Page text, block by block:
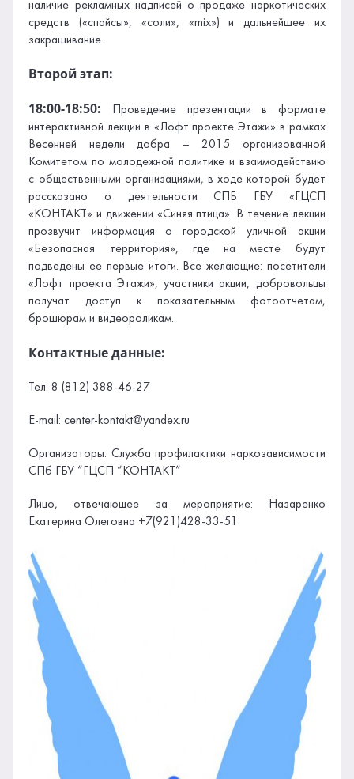
наличие рекламных надписей о продаже наркотических
средств («спайсы», «соли», «mix») и дальнейшее их
закрашивание.
Второй этап:
18:00-18:50: Проведение презентации в формате
интерактивной лекции в «Лофт проекте Этажи» в рамках
Весенней недели добра – 2015 организованной
Комитетом по молодежной политике и взаимодействию
с общественными организациями, в ходе которой будет
рассказано о деятельности СПБ ГБУ «ГЦСП
«КОНТАКТ» и движении «Синяя птица». В течение лекции
прозвучит информация о городской уличной акции
«Безопасная территория», где на месте будут
подведены ее первые итоги. Все желающие: посетители
«Лофт проекта Этажи», участники акции, добровольцы
получат доступ к показательным фотоотчетам,
брошюрам и видеороликам.
Контактные данные:
Тел. 8 (812) 388-46-27
E-mail: center-kontakt@yandex.ru
Организаторы: Служба профилактики наркозависимости
СПб ГБУ “ГЦСП “КОНТАКТ”
Лицо, отвечающее за мероприятие: Назаренко
Екатерина Олеговна +7(921)428-33-51